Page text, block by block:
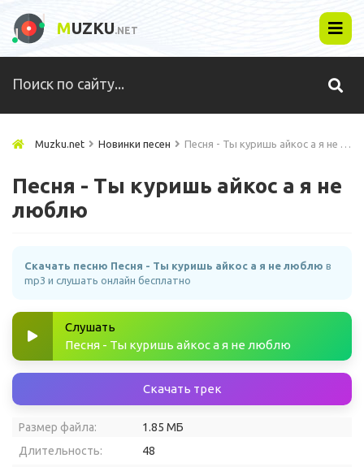
MUZKU.NET
Muzku.net Новинки песен Песня - Ты куришь айкос а я не люблю
Песня - Ты куришь айкос а я не
люблю
Скачать песню Песня - Ты куришь айкос а я не люблю в
mp3 и слушать онлайн бесплатно
Слушать
Песня - Ты куришь айкос а я не люблю
Скачать трек
Размер файла:
1.85 МБ
Длительность:
48